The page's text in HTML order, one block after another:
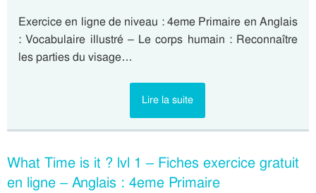
Exercice en ligne de niveau : 4eme Primaire en Anglais
: Vocabulaire illustré – Le corps humain : Reconnaître
les parties du visage…
Lire la suite
What Time is it ? lvl 1 – Fiches exercice gratuit
en ligne – Anglais : 4eme Primaire